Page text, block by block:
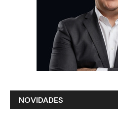
NOVIDADES